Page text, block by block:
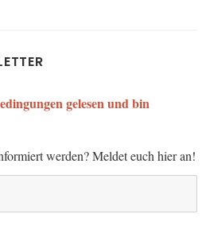
gelesen und bin
werden? Meldet euch hier an!